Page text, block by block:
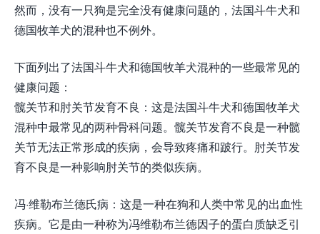
然而，没有一只狗是完全没有健康问题的，法国斗牛犬和
德国牧羊犬的混种也不例外。
下面列出了法国斗牛犬和德国牧羊犬混种的一些最常见的
健康问题：
髋关节和肘关节发育不良：这是法国斗牛犬和德国牧羊犬
混种中最常见的两种骨科问题。髋关节发育不良是一种髋
关节无法正常形成的疾病，会导致疼痛和跛行。肘关节发
育不良是一种影响肘关节的类似疾病。
冯·维勒布兰德氏病：这是一种在狗和人类中常见的出血性
疾病。它是由一种称为冯维勒布兰德因子的蛋白质缺乏引